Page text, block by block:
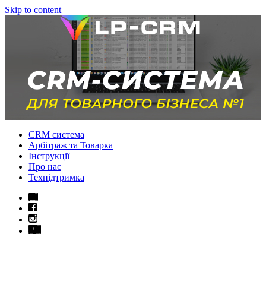
Skip to content
CRM система
Арбітраж та Товарка
Інструкції
Про нас
Техпідтримка